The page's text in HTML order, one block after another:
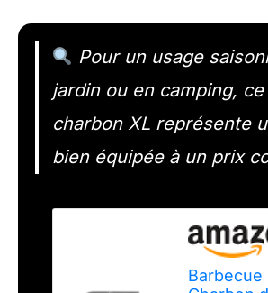
Pour un usage
jardin ou en camping,
charbon XL représente
bien équipée à un prix
Barbecue